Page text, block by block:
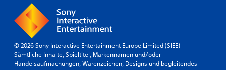
© 2026 Sony Interactive Entertainment Europe Limited (SIEE)
Sämtliche Inhalte, Spieltitel, Markennamen und/oder
Handelsaufmachungen, Warenzeichen, Designs und begleitendes